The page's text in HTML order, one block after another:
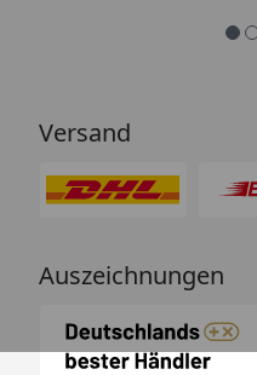
Versand
Auszeichnungen